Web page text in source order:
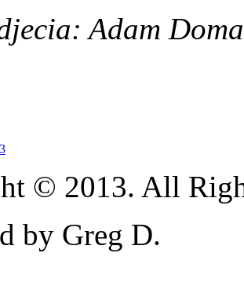
Adam
© 2013. All
by Greg D.